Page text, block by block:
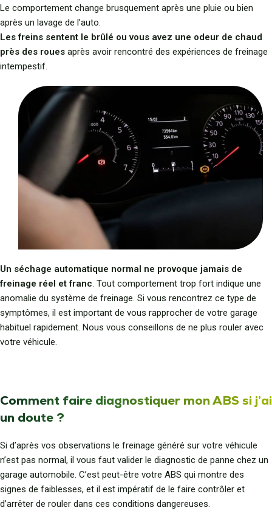
Le comportement change brusquement après une pluie ou bien
après un lavage de l’auto.
Les freins sentent le brûlé ou vous avez une odeur de chaud
près des roues après avoir rencontré des expériences de freinage
intempestif.
Un séchage automatique normal ne provoque jamais de
freinage réel et franc. Tout comportement trop fort indique une
anomalie du système de freinage. Si vous rencontrez ce type de
symptômes, il est important de vous rapprocher de votre garage
habituel rapidement. Nous vous conseillons de ne plus rouler avec
votre véhicule.
Comment faire diagnostiquer mon ABS si j’ai
un doute ?
Si d’après vos observations le freinage généré sur votre véhicule
n’est pas normal, il vous faut valider le diagnostic de panne chez un
garage automobile. C’est peut-être votre ABS qui montre des
signes de faiblesses, et il est impératif de le faire contrôler et
d’arrêter de rouler dans ces conditions dangereuses.